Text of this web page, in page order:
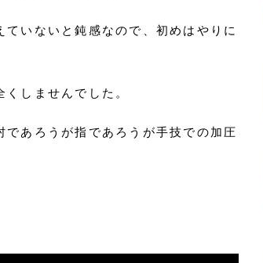
いないと鈍感なので、初めはやりに
しませんでした。
あろうが指であろうが手技での加圧